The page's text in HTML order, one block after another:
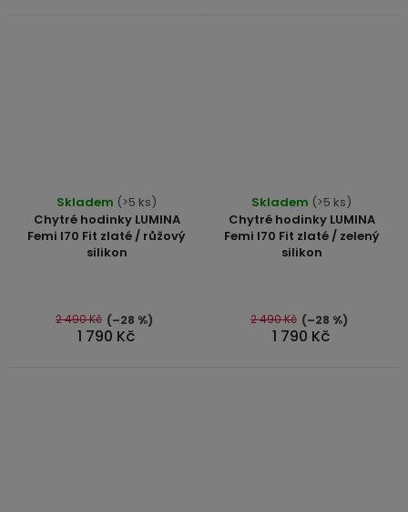
Chytré hodinky LUMINA
Femi I70 Fit zlaté / růžový
silikon
hodnocení
produktu
je
5
hvězdiček.
Skladem (>5 ks)
1 790 Kč
2 490 Kč (–28 %)
Chytré hodinky LUMINA
Femi I70 Fit zlaté / zelený
silikon
Skladem (>5 ks)
1 790 Kč
2 490 Kč (–28 %)